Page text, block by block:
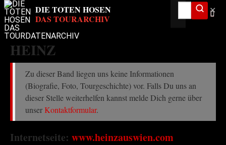
✕
HEINZ
Zu dieser Band liegen uns keine Informationen
(Biografie, Foto, Tourgeschichte) vor. Falls Du uns an
dieser Stelle weiterhelfen kannst melde Dich gerne über
unser Kontaktformular.
Internetseite: www.heinzauswien.com